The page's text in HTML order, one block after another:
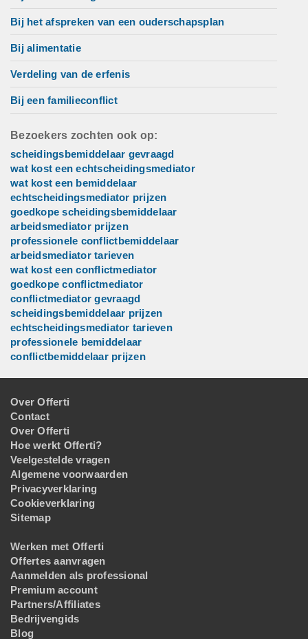
Bij het afspreken van een ouderschapsplan
Bij alimentatie
Verdeling van de erfenis
Bij een familieconflict
Bezoekers zochten ook op:
scheidingsbemiddelaar gevraagd
wat kost een echtscheidingsmediator
wat kost een bemiddelaar
echtscheidingsmediator prijzen
goedkope scheidingsbemiddelaar
arbeidsmediator prijzen
professionele conflictbemiddelaar
arbeidsmediator tarieven
wat kost een conflictmediator
goedkope conflictmediator
conflictmediator gevraagd
scheidingsbemiddelaar prijzen
echtscheidingsmediator tarieven
professionele bemiddelaar
conflictbemiddelaar prijzen
Over Offerti
Contact
Over Offerti
Hoe werkt Offerti?
Veelgestelde vragen
Algemene voorwaarden
Privacyverklaring
Cookieverklaring
Sitemap
Werken met Offerti
Offertes aanvragen
Aanmelden als professional
Premium account
Partners/Affiliates
Bedrijvengids
Blog